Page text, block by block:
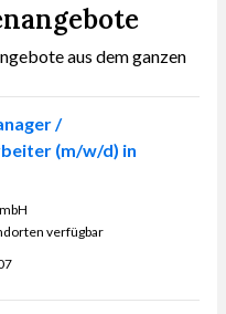
aus dem ganzen
/
(m/w/d) in
verfügbar